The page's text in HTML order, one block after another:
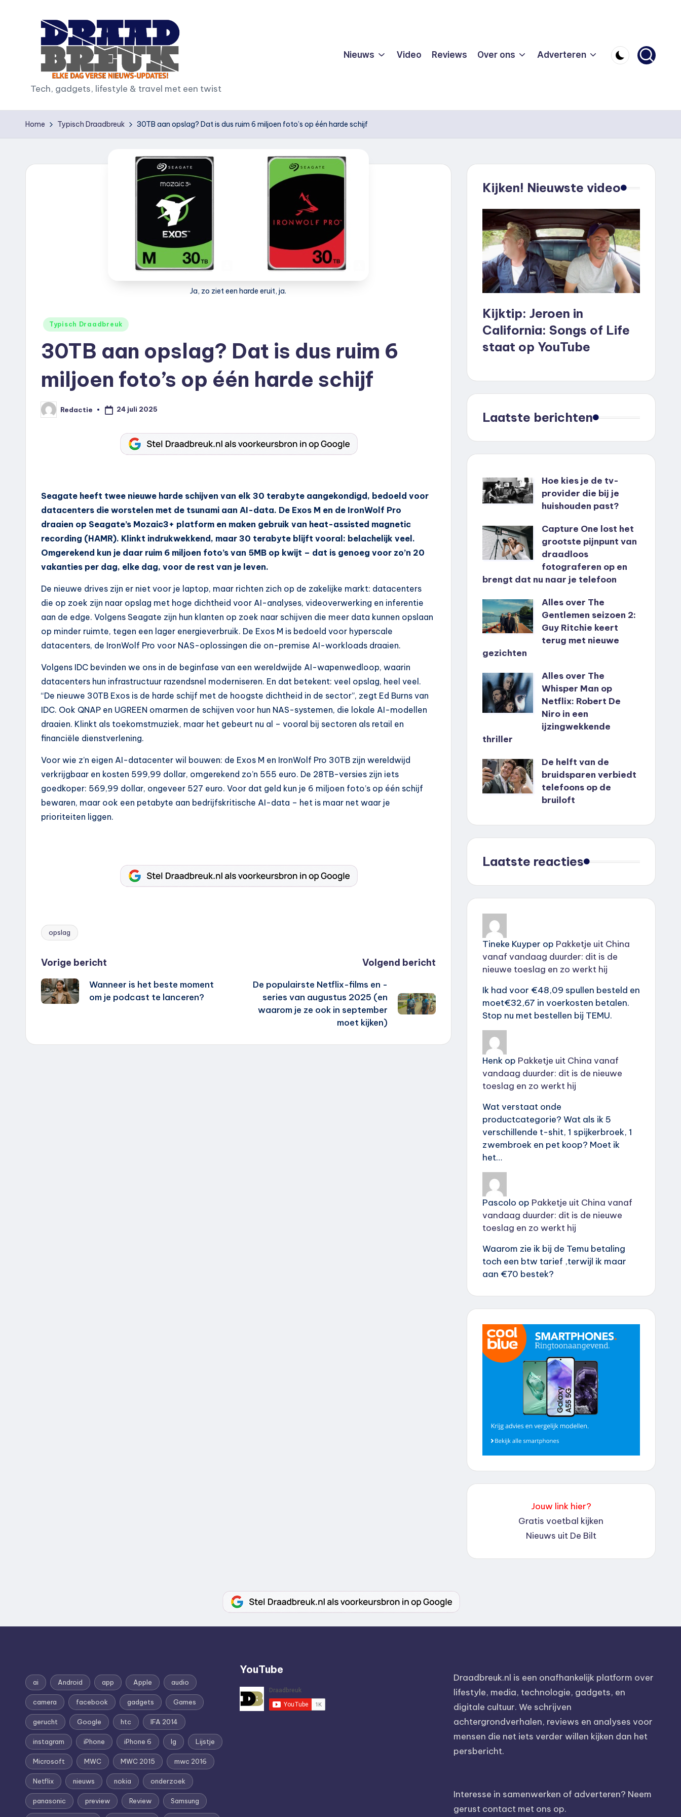
D
r
a
Tech, gadgets, lifestyle & travel met een twist
Nieuws Video Reviews Over ons Adverteren
Home Typisch Draadbreuk 30TB aan opslag? Dat is dus ruim 6 miljoen foto’s op één harde schijf
Ja, zo ziet een harde eruit, ja.
Geplaatst
Typisch Draadbreuk
30TB aan opslag? Dat is dus ruim 6
miljoen foto’s op één harde schijf
Geplaatst
door
Redactie 24 juli 2025
Seagate heeft twee nieuwe harde schijven van elk 30 terabyte aangekondigd, bedoeld voor
datacenters die worstelen met de tsunami aan AI-data. De Exos M en de IronWolf Pro
draaien op Seagate’s Mozaic3+ platform en maken gebruik van heat-assisted magnetic
recording (HAMR). Klinkt indrukwekkend, maar 30 terabyte blijft vooral: belachelijk veel.
Omgerekend kun je daar ruim 6 miljoen foto’s van 5MB op kwijt – dat is genoeg voor zo’n 20
vakanties per dag, elke dag, voor de rest van je leven.
De nieuwe drives zijn er niet voor je laptop, maar richten zich op de zakelijke markt: datacenters
die op zoek zijn naar opslag met hoge dichtheid voor AI-analyses, videoverwerking en inferentie
aan de edge. Volgens Seagate zijn hun klanten op zoek naar schijven die meer data kunnen opslaan
op minder ruimte, tegen een lager energieverbruik. De Exos M is bedoeld voor hyperscale
datacenters, de IronWolf Pro voor NAS-oplossingen die on-premise AI-workloads draaien.
Volgens IDC bevinden we ons in de beginfase van een wereldwijde AI-wapenwedloop, waarin
datacenters hun infrastructuur razendsnel moderniseren. En dat betekent: veel opslag, heel veel.
“De nieuwe 30TB Exos is de harde schijf met de hoogste dichtheid in de sector”, zegt Ed Burns van
IDC. Ook QNAP en UGREEN omarmen de schijven voor hun NAS-systemen, die lokale AI-modellen
draaien. Klinkt als toekomstmuziek, maar het gebeurt nu al – vooral bij sectoren als retail en
financiële dienstverlening.
Voor wie z’n eigen AI-datacenter wil bouwen: de Exos M en IronWolf Pro 30TB zijn wereldwijd
verkrijgbaar en kosten 599,99 dollar, omgerekend zo’n 555 euro. De 28TB-versies zijn iets
goedkoper: 569,99 dollar, ongeveer 527 euro. Voor dat geld kun je 6 miljoen foto’s op één schijf
bewaren, maar ook een petabyte aan bedrijfskritische AI-data – het is maar net waar je
prioriteiten liggen.
Tags:
opslag
Bericht
navigatie
Vorige bericht
Wanneer is het beste moment
om je podcast te lanceren?
Volgend bericht
De populairste Netflix-films en -
series van augustus 2025 (en
waarom je ze ook in september
moet kijken)
Kijken! Nieuwste video
Kijktip: Jeroen in
California: Songs of Life
staat op YouTube
Laatste berichten
Hoe kies je de tv-
provider die bij je
huishouden past?
Capture One lost het
grootste pijnpunt van
draadloos
fotograferen op en
brengt dat nu naar je telefoon
Alles over The
Gentlemen seizoen 2:
Guy Ritchie keert
terug met nieuwe
gezichten
Alles over The
Whisper Man op
Netflix: Robert De
Niro in een
ijzingwekkende
thriller
De helft van de
bruidsparen verbiedt
telefoons op de
bruiloft
Laatste reacties
Tineke Kuyper op Pakketje uit China
vanaf vandaag duurder: dit is de
nieuwe toeslag en zo werkt hij
Ik had voor €48,09 spullen besteld en
moet€32,67 in voerkosten betalen.
Stop nu met bestellen bij TEMU.
Henkop Pakketje uit China vanaf
vandaag duurder: dit is de nieuwe
toeslag en zo werkt hij
Wat verstaat onde
productcategorie? Wat als ik 5
verschillende t-shit, 1 spijkerbroek, 1
zwembroek en pet koop? Moet ik
het…
Pascolo op Pakketje uit China vanaf
vandaag duurder: dit is de nieuwe
toeslag en zo werkt hij
Waarom zie ik bij de Temu betaling
toch een btw tarief ,terwijl ik maar
aan €70 bestek?
Jouw link hier?
Gratis voetbal kijken
Nieuws uit De Bilt
ai Android app Apple audio
camera facebook gadgets Games
gerucht Google htc IFA 2014
instagram iPhone iPhone 6 lg Lijstje
Microsoft MWC MWC 2015 mwc 2016
Netflix nieuws nokia onderzoek
panasonic preview Review Samsung
YouTube
Draadbreuk.nl is een onafhankelijk platform over
lifestyle, media, technologie, gadgets, en
digitale cultuur. We schrijven
achtergrondverhalen, reviews en analyses voor
mensen die net iets verder willen kijken dan het
persbericht.
Interesse in samenwerken of adverteren? Neem
gerust contact met ons op.